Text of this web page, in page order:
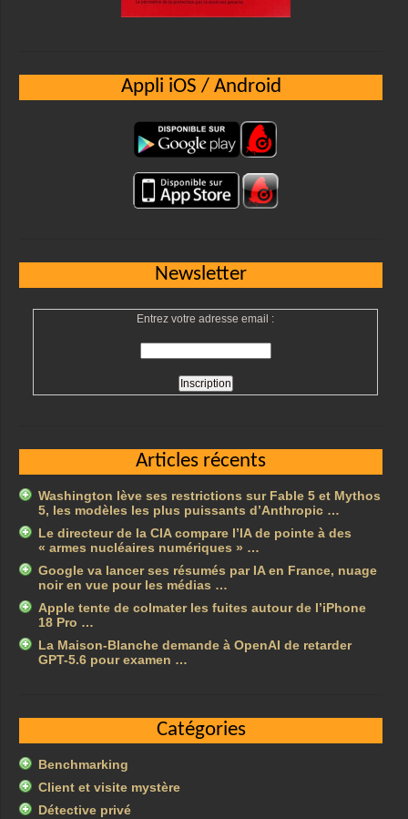
Appli iOS / Android
Newsletter
Entrez votre adresse email :
Articles récents
Washington lève ses restrictions sur Fable 5 et Mythos
5, les modèles les plus puissants d’Anthropic …
Le directeur de la CIA compare l’IA de pointe à des
« armes nucléaires numériques » …
Google va lancer ses résumés par IA en France, nuage
noir en vue pour les médias …
Apple tente de colmater les fuites autour de l’iPhone
18 Pro …
La Maison-Blanche demande à OpenAI de retarder
GPT-5.6 pour examen …
Catégories
Benchmarking
Client et visite mystère
Détective privé